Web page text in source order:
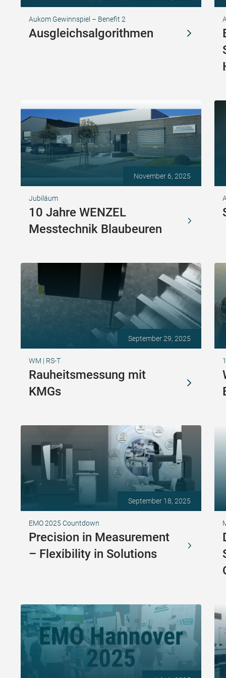
Aukom Gewinnspiel – Benefit 2
Ausgleichsalgorithmen
November 6, 2025
Jubiläum
10 Jahre WENZEL
Messtechnik Blaubeuren
September 29, 2025
WM | RS-T
Rauheitsmessung mit
KMGs
September 18, 2025
EMO 2025 Countdown
Precision in Measurement
– Flexibility in Solutions